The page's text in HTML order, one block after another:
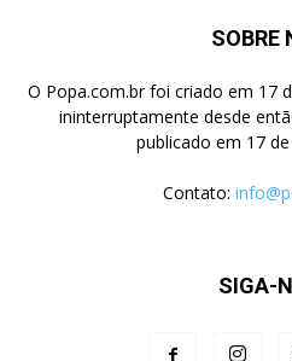
SOBRE
O Popa.com.br foi criado em 17
ininterruptamente desde
publicado em 17
Contato:
SIGA-